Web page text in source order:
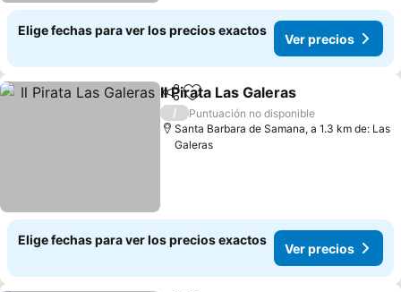
Elige fechas para ver los precios exactos
Ver precios
CompartirAgregar a favoritos
Il Pirata Las Galeras
/
Puntuación no disponible
Santa Barbara de Samana, a 1.3 km de: Las
Galeras
Elige fechas para ver los precios exactos
Ver precios